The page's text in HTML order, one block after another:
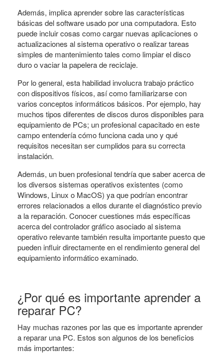
Además, implica aprender sobre las características
básicas del software usado por una computadora. Esto
puede incluir cosas como cargar nuevas aplicaciones o
actualizaciones al sistema operativo o realizar tareas
simples de mantenimiento tales como limpiar el disco
duro o vaciar la papelera de reciclaje.
Por lo general, esta habilidad involucra trabajo práctico
con dispositivos físicos, así como familiarizarse con
varios conceptos informáticos básicos. Por ejemplo, hay
muchos tipos diferentes de discos duros disponibles para
equipamiento de PCs; un profesional capacitado en este
campo entendería cómo funciona cada uno y qué
requisitos necesitan ser cumplidos para su correcta
instalación.
Además, un buen profesional tendría que saber acerca de
los diversos sistemas operativos existentes (como
Windows, Linux o MacOS) ya que podrían encontrar
errores relacionados a ellos durante el diagnóstico previo
a la reparación. Conocer cuestiones más específicas
acerca del controlador gráfico asociado al sistema
operativo relevante también resulta importante puesto que
pueden influir directamente en el rendimiento general del
equipamiento informático examinado.
¿Por qué es importante aprender a
reparar PC?
Hay muchas razones por las que es importante aprender
a reparar una PC. Estos son algunos de los beneficios
más importantes: